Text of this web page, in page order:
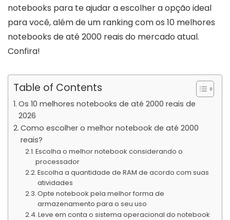
notebooks para te ajudar a escolher a opção ideal
para você, além de um ranking com os 10 melhores
notebooks de até 2000 reais do mercado atual.
Confira!
Table of Contents
Os 10 melhores notebooks de até 2000 reais de
2026
Como escolher o melhor notebook de até 2000
reais?
Escolha o melhor notebook considerando o
processador
Escolha a quantidade de RAM de acordo com suas
atividades
Opte notebook pela melhor forma de
armazenamento para o seu uso
Leve em conta o sistema operacional do notebook